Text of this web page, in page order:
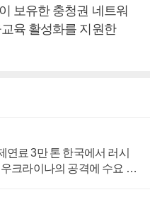
보유한 충청권 네트워
육 활성화를 지원한
연료 3만 톤 한국에서 러시
크라이나의 공격에 수요 늘